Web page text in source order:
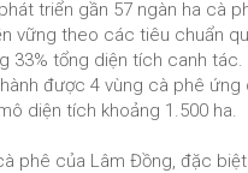
triển gần 57 ngàn ha cà
vững theo các tiêu chuẩn
33% tổng diện tích canh tác.
được 4 vùng cà phê
diện tích khoảng 1.500 ha.
phê của Lâm Đồng, đặc